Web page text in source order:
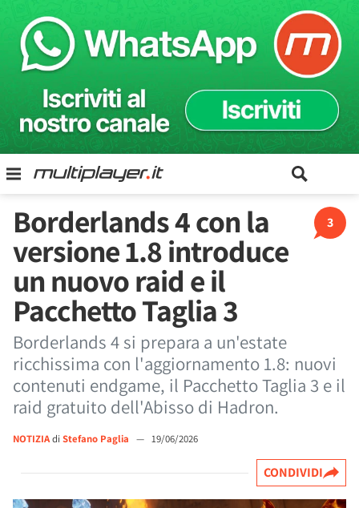
3
Borderlands 4 con la
versione 1.8 introduce
un nuovo raid e il
Pacchetto Taglia 3
Borderlands 4 si prepara a un'estate
ricchissima con l'aggiornamento 1.8: nuovi
contenuti endgame, il Pacchetto Taglia 3 e il
raid gratuito dell'Abisso di Hadron.
NOTIZIAdi Stefano Paglia — 19/06/2026
CONDIVIDI